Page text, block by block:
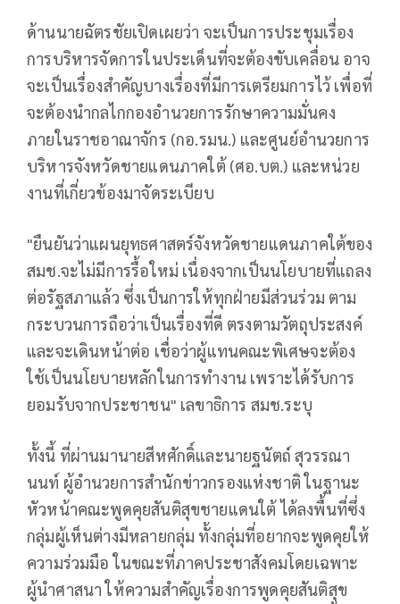
ด้านนายฉัตรชัยเปิดเผยว่า จะเป็นการประชุมเรื่อง
การบริหารจัดการในประเด็นที่จะต้องขับเคลื่อน อาจ
จะเป็นเรื่องสำคัญบางเรื่องที่มีการเตรียมการไว้ เพื่อที่
จะต้องนำกลไกกองอำนวยการรักษาความมั่นคง
ภายในราชอาณาจักร (กอ.รมน.) และศูนย์อำนวยการ
บริหารจังหวัดชายแดนภาคใต้ (ศอ.บต.) และหน่วย
งานที่เกี่ยวข้องมาจัดระเบียบ
"ยืนยันว่าแผนยุทธศาสตร์จังหวัดชายแดนภาคใต้ของ
สมช.จะไม่มีการรื้อใหม่ เนื่องจากเป็นนโยบายที่แถลง
ต่อรัฐสภาแล้ว ซึ่งเป็นการให้ทุกฝ่ายมีส่วนร่วม ตาม
กระบวนการถือว่าเป็นเรื่องที่ดี ตรงตามวัตถุประสงค์
และจะเดินหน้าต่อ เชื่อว่าผู้แทนคณะพิเศษจะต้อง
ใช้เป็นนโยบายหลักในการทำงาน เพราะได้รับการ
ยอมรับจากประชาชน" เลขาธิการ สมช.ระบุ
ทั้งนี้ ที่ผ่านมานายสีหศักดิ์และนายฐนัตถ์ สุวรรณา
นนท์ ผู้อำนวยการสำนักข่าวกรองแห่งชาติ ในฐานะ
หัวหน้าคณะพูดคุยสันติสุขชายแดนใต้ ได้ลงพื้นที่ซึ่ง
กลุ่มผู้เห็นต่างมีหลายกลุ่ม ทั้งกลุ่มที่อยากจะพูดคุยให้
ความร่วมมือ ในขณะที่ภาคประชาสังคมโดยเฉพาะ
ผู้นำศาสนา ให้ความสำคัญเรื่องการพูดคุยสันติสุข